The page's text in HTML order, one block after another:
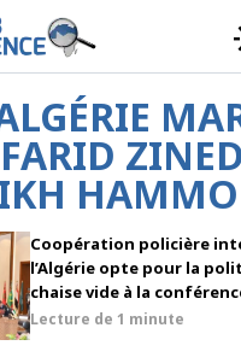
Coopération policière
l’Algérie opte pour la
chaise vide à la
Lecture de 1 minute